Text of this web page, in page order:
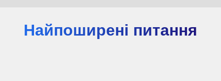
Найпоширені питання